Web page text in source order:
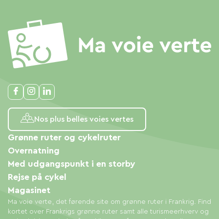
discothèque, golf, patinoire, paint-ball, activités
dans les arbres, parcs de loisirs aquatique, quad)
et… cueillette de champignons en saison.
Village de Brassac avec ses commerces à 500
Aux alentours :
Plateau du Sidobre : site naturel de rivières et
chaos granitiques sculptés par le temps.
Ville de Mazamet : Maison du bois et du jouet,
musée mémoires de la terre et horizons
cathares…
Ville de Lacaune : musée des arts et traditions,
salaisons (maison de la charcuterie)…
Ville de Castres : musée Goya, musée Jean
Nos plus belles voies vertes
Ma voie verte, det førende site om grønne ruter i Frankrig. Find
kortet over Frankrigs grønne ruter samt alle turismeerhverv og
Grønne ruter og cykelruter
Overnatning
Med udgangspunkt i en storby
Rejse på cykel
Magasinet